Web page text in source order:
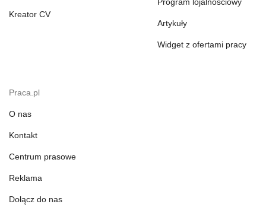
Kreator CV
Artykuły
Widget z ofertami pracy
Praca.pl
O nas
Kontakt
Centrum prasowe
Reklama
Dołącz do nas